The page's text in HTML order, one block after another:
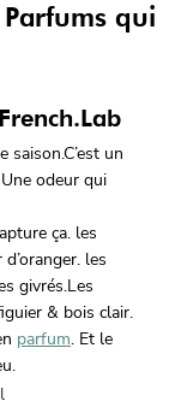
qui
saison.C’est un
odeur qui
ça. les
les
givrés.Les
& bois clair.
parfum. Et le